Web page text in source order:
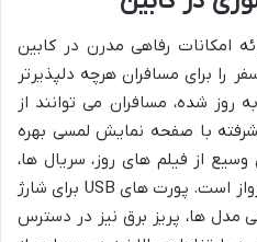
امکانات رفاهی مدرن در کابین
را برای مسافران هرچه دلپذیرتر
روز شده، مسافران می توانند از
با صفحه نمایش لمسی بهره
از فیلم های روز، سریال ها،
موسیقی، بازی ها و نقشه های پرواز است. پورت های USB برای شارژ
مدل ها، پریز برق نیز در دسترس